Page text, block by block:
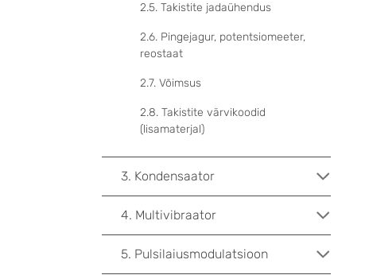
2.5. Takistite jadaühendus
2.6. Pingejagur, potentsiomeeter,
reostaat
2.7. Võimsus
2.8. Takistite värvikoodid
(lisamaterjal)
3. Kondensaator
4. Multivibraator
5. Pulsilaiusmodulatsioon